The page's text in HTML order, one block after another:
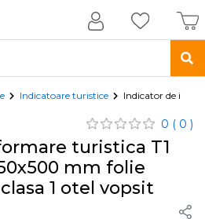
Indicatoare turistice Indicator de
0 ( 0 )
turistica T1
mm folie
1 otel vopsit